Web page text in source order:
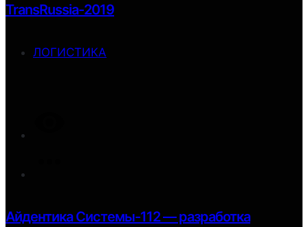
TransRussia-2019
ЛОГИСТИКА
Айдентика Системы-112 — разработка